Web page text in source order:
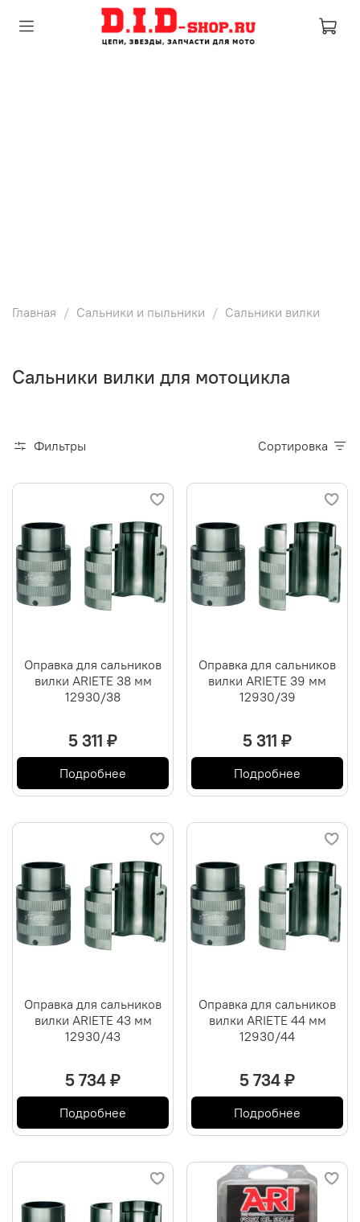
Главная Сальники и пыльники Сальники вилки
Сальники вилки для мотоцикла
Фильтры Сортировка
Оправка для сальников
вилки ARIETE 38 мм
12930/38
5 311 ₽
Подробнее
Оправка для сальников
вилки ARIETE 39 мм
12930/39
5 311 ₽
Подробнее
Оправка для сальников
вилки ARIETE 43 мм
12930/43
5 734 ₽
Подробнее
Оправка для сальников
вилки ARIETE 44 мм
12930/44
5 734 ₽
Подробнее